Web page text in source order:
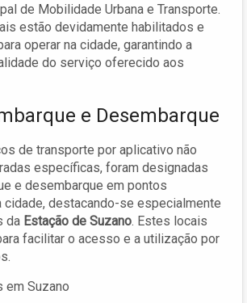
de Mobilidade Urbana e Transporte.
estão devidamente habilitados e
operar na cidade, garantindo a
do serviço oferecido aos
e Desembarque
de transporte por aplicativo não
específicas, foram designadas
e desembarque em pontos
destacando-se especialmente
da Estação de Suzano. Estes locais
facilitar o acesso e a utilização por